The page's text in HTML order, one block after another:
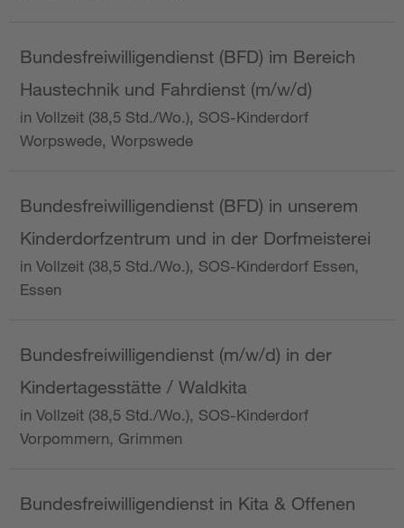
Bundesfreiwilligendienst (BFD) im Bereich
Haustechnik und Fahrdienst (m/w/d)
in Vollzeit (38,5 Std./Wo.), SOS-Kinderdorf
Worpswede, Worpswede
Bundesfreiwilligendienst (BFD) in unserem
Kinderdorfzentrum und in der Dorfmeisterei
in Vollzeit (38,5 Std./Wo.), SOS-Kinderdorf Essen,
Essen
Bundesfreiwilligendienst (m/w/d) in der
Kindertagesstätte / Waldkita
in Vollzeit (38,5 Std./Wo.), SOS-Kinderdorf
Vorpommern, Grimmen
Bundesfreiwilligendienst in Kita & Offenen